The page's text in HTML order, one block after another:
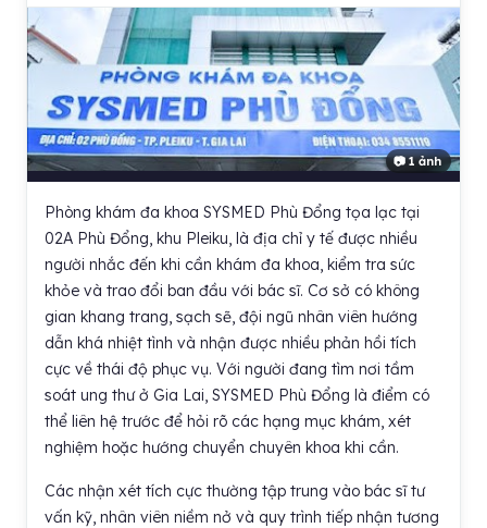
📷 1 ảnh
Phòng khám đa khoa SYSMED Phù Đổng tọa lạc tại
02A Phù Đổng, khu Pleiku, là địa chỉ y tế được nhiều
người nhắc đến khi cần khám đa khoa, kiểm tra sức
khỏe và trao đổi ban đầu với bác sĩ. Cơ sở có không
gian khang trang, sạch sẽ, đội ngũ nhân viên hướng
dẫn khá nhiệt tình và nhận được nhiều phản hồi tích
cực về thái độ phục vụ. Với người đang tìm nơi tầm
soát ung thư ở Gia Lai, SYSMED Phù Đổng là điểm có
thể liên hệ trước để hỏi rõ các hạng mục khám, xét
nghiệm hoặc hướng chuyển chuyên khoa khi cần.
Các nhận xét tích cực thường tập trung vào bác sĩ tư
vấn kỹ, nhân viên niềm nở và quy trình tiếp nhận tương